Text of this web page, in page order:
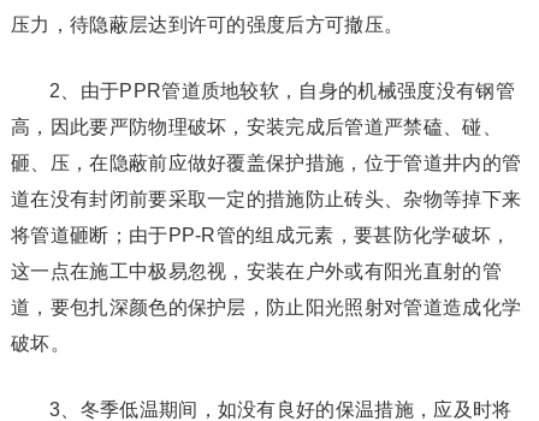
压力，待隐蔽层达到许可的强度后方可撤压。
2、由于PPR管道质地较软，自身的机械强度没有钢管
高，因此要严防物理破坏，安装完成后管道严禁磕、碰、
砸、压，在隐蔽前应做好覆盖保护措施，位于管道井内的管
道在没有封闭前要采取一定的措施防止砖头、杂物等掉下来
将管道砸断；由于PP-R管的组成元素，要甚防化学破坏，
这一点在施工中极易忽视，安装在户外或有阳光直射的管
道，要包扎深颜色的保护层，防止阳光照射对管道造成化学
破坏。
3、冬季低温期间，如没有良好的保温措施，应及时将